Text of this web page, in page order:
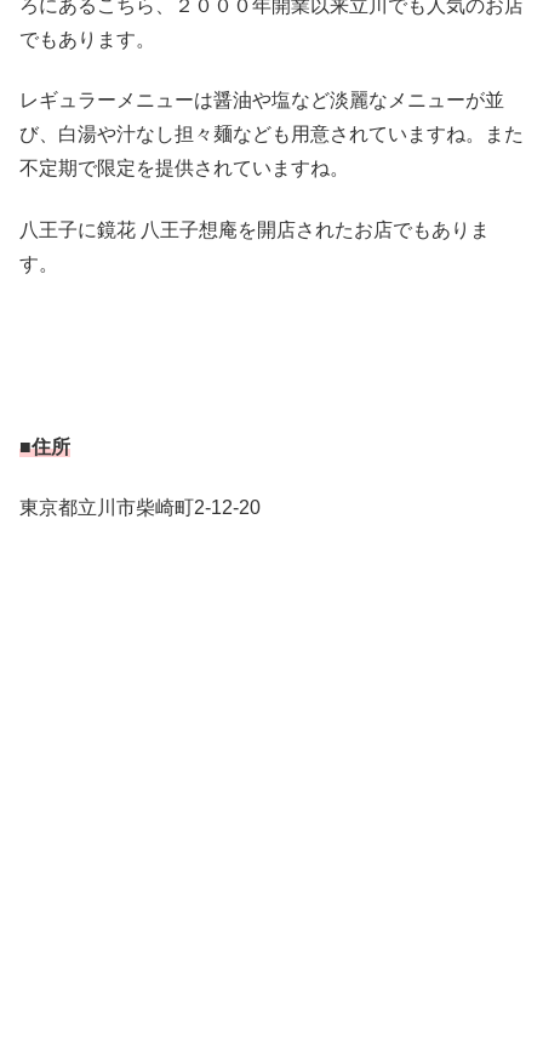
ろにあるこちら、２０００年開業以来立川でも人気のお店
でもあります。
レギュラーメニューは醤油や塩など淡麗なメニューが並
び、白湯や汁なし担々麺なども用意されていますね。また
不定期で限定を提供されていますね。
八王子に鏡花 八王子想庵を開店されたお店でもありま
す。
■住所
東京都立川市柴崎町2-12-20